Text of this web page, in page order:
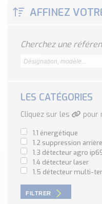
Classé par marque
SCHMERSAL
Voir toutes les
Nos outils et
Téléchargement
Formulaire sonde
Convertisseur de
Formulaire Débitmètre
Calculateur maintien en
Calculateur Chauffage/
AFFINEZ
Cherchez une
LES CATÉGORIES
Cliquez sur les pour
1.1 énergétique
1.2 suppression
1.3 détecteur agro
1.4 détecteur laser
1.5 détecteur multi-
FILTRER